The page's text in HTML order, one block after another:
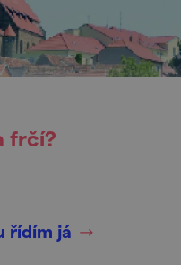
frčí?
řídím já